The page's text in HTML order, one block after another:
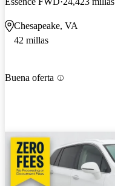
Chesapeake, VA
42 millas
Buena oferta